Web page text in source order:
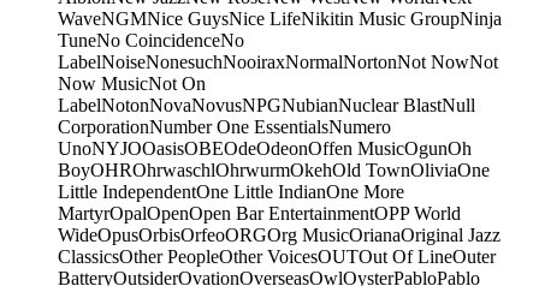
WaveNGMNice GuysNice LifeNikitin Music GroupNinja
TuneNo CoincidenceNo
LabelNoiseNonesuchNooiraxNormalNortonNot NowNot
Now MusicNot On
LabelNotonNovaNovusNPGNubianNuclear BlastNull
CorporationNumber One EssentialsNumero
UnoNYJOOasisOBEOdeOdeonOffen MusicOgunOh
BoyOHROhrwaschlOhrwurmOkehOld TownOliviaOne
Little IndependentOne Little IndianOne More
MartyrOpalOpenOpen Bar EntertainmentOPP World
WideOpusOrbisOrfeoORGOrg MusicOrianaOriginal Jazz
ClassicsOther PeopleOther VoicesOUTOut Of LineOuter
BatteryOutsiderOvationOverseasOwlOysterPabloPablo